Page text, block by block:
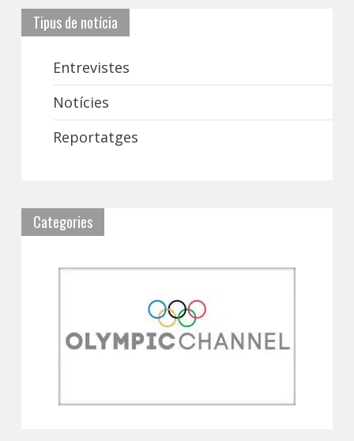
Tipus de notícia
Entrevistes
Notícies
Reportatges
Categories